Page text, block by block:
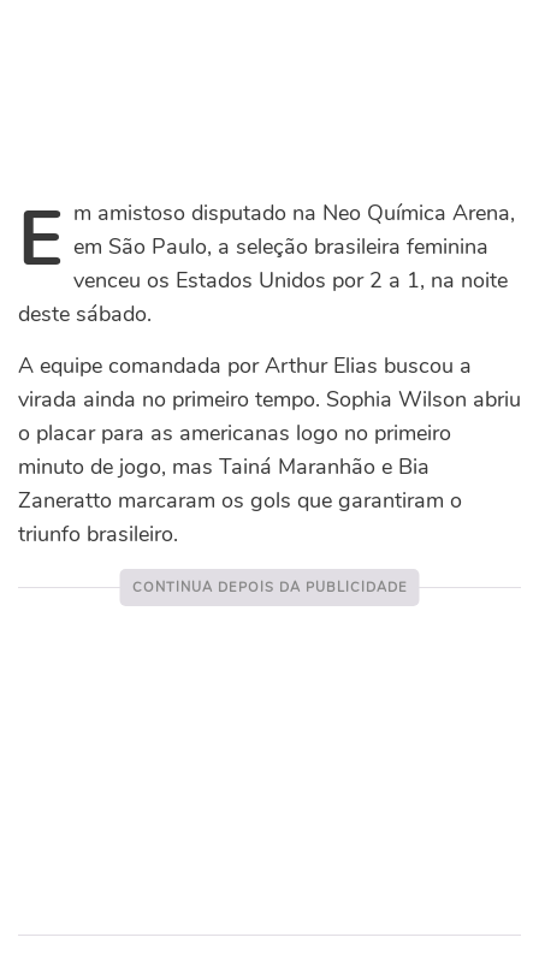
Em amistoso disputado na Neo Química Arena,
em São Paulo, a seleção brasileira feminina
venceu os Estados Unidos por 2 a 1, na noite
deste sábado.
A equipe comandada por Arthur Elias buscou a
virada ainda no primeiro tempo. Sophia Wilson abriu
o placar para as americanas logo no primeiro
minuto de jogo, mas Tainá Maranhão e Bia
Zaneratto marcaram os gols que garantiram o
triunfo brasileiro.